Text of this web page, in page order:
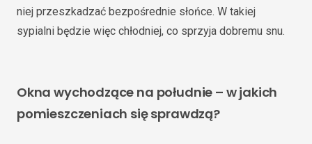
niej przeszkadzać bezpośrednie słońce. W takiej
sypialni będzie więc chłodniej, co sprzyja dobremu snu.
Okna wychodzące na południe – w jakich
pomieszczeniach się sprawdzą?